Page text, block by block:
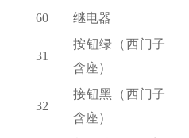
60 继电器
31
按钮绿（西门子
含座）
32
接钮黑（西门子
含座）